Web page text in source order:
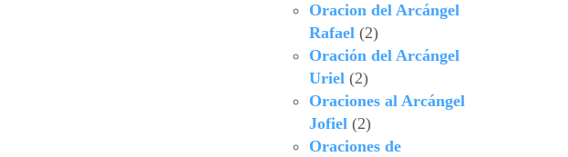
Oracion del Arcángel
Rafael(2)
Oración del Arcángel
Uriel(2)
Oraciones al Arcángel
Jofiel(2)
Oraciones de